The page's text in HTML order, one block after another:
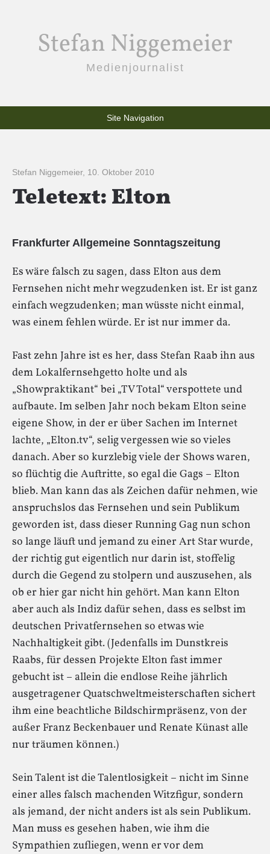
Stefan Niggemeier
Medienjournalist
Site Navigation
Stefan Niggemeier, 10. Oktober 2010
Teletext: Elton
Frankfurter Allgemeine Sonntagszeitung
Es wäre falsch zu sagen, dass Elton aus dem
Fernsehen nicht mehr wegzudenken ist. Er ist ganz
einfach wegzudenken; man wüsste nicht einmal,
was einem fehlen würde. Er ist nur immer da.
Fast zehn Jahre ist es her, dass Stefan Raab ihn aus
dem Lokalfernsehgetto holte und als
„Showpraktikant“ bei „TV Total“ verspottete und
aufbaute. Im selben Jahr noch bekam Elton seine
eigene Show, in der er über Sachen im Internet
lachte, „Elton.tv“, selig vergessen wie so vieles
danach. Aber so kurzlebig viele der Shows waren,
so flüchtig die Auftritte, so egal die Gags – Elton
blieb. Man kann das als Zeichen dafür nehmen, wie
anspruchslos das Fernsehen und sein Publikum
geworden ist, dass dieser Running Gag nun schon
so lange läuft und jemand zu einer Art Star wurde,
der richtig gut eigentlich nur darin ist, stoffelig
durch die Gegend zu stolpern und auszusehen, als
ob er hier gar nicht hin gehört. Man kann Elton
aber auch als Indiz dafür sehen, dass es selbst im
deutschen Privatfernsehen so etwas wie
Nachhaltigkeit gibt. (Jedenfalls im Dunstkreis
Raabs, für dessen Projekte Elton fast immer
gebucht ist – allein die endlose Reihe jährlich
ausgetragener Quatschweltmeisterschaften sichert
ihm eine beachtliche Bildschirmpräsenz, von der
außer Franz Beckenbauer und Renate Künast alle
nur träumen können.)
Sein Talent ist die Talentlosigkeit – nicht im Sinne
einer alles falsch machenden Witzfigur, sondern
als jemand, der nicht anders ist als sein Publikum.
Man muss es gesehen haben, wie ihm die
Sympathien zufliegen, wenn er vor dem